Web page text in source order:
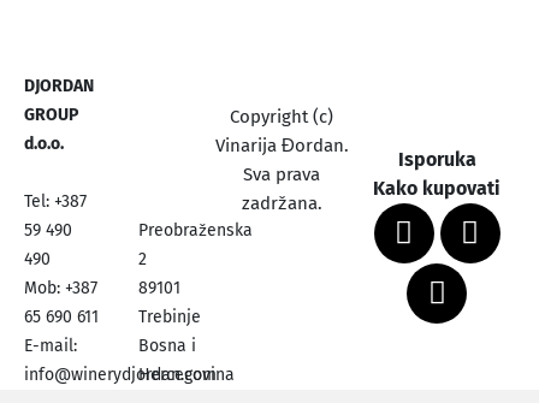
DJORDAN
GROUP
d.o.o.
Tel: +387
59 490
490
Mob: +387
65 690 611
E-mail:
info@winerydjordan.com
Preobraženska
2
89101
Trebinje
Bosna i
Hercegovina
Copyright (c)
Vinarija Đordan.
Sva prava
zadržana.
Isporuka
Kako kupovati